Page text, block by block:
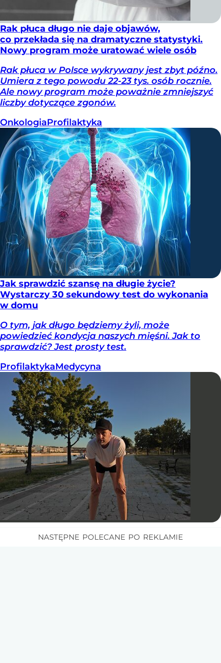
Rak płuca długo nie daje objawów,
co przekłada się na dramatyczne statystyki.
Nowy program może uratować wiele osób
Rak płuca w Polsce wykrywany jest zbyt późno.
Umiera z tego powodu 22-23 tys. osób rocznie.
Ale nowy program może poważnie zmniejszyć
liczby dotyczące zgonów.
OnkologiaProfilaktyka
Jak sprawdzić szansę na długie życie?
Wystarczy 30 sekundowy test do wykonania
w domu
O tym, jak długo będziemy żyli, może
powiedzieć kondycja naszych mięśni. Jak to
sprawdzić? Jest prosty test.
ProfilaktykaMedycyna